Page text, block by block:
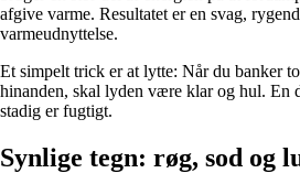
afgive varme. Resultatet er en svag,
varmeudnyttelse.
Et simpelt trick er at lytte: Når du banker
hinanden, skal lyden være klar og hul. En
stadig er fugtigt.
Synlige tegn: røg, sod og